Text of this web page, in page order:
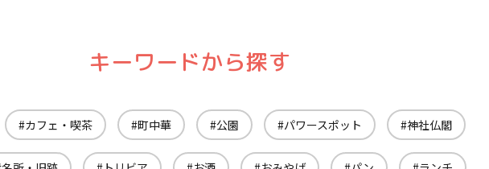
梶原（3）
栄町（1）
飛鳥山（7）
滝野川一丁目（4）
キーワードから探す
カフェ・喫茶 町中華 公園 パワースポット 神社仏閣